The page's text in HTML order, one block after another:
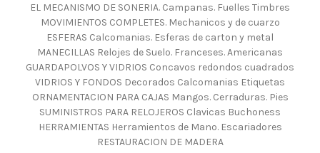
EL MECANISMO DE SONERIA. Campanas. Fuelles Timbres
MOVIMIENTOS COMPLETES. Mechanicos y de cuarzo
ESFERAS Calcomanias. Esferas de carton y metal
MANECILLAS Relojes de Suelo. Franceses. Americanas
GUARDAPOLVOS Y VIDRIOS Concavos redondos cuadrados
VIDRIOS Y FONDOS Decorados Calcomanias Etiquetas
ORNAMENTACION PARA CAJAS Mangos. Cerraduras. Pies
SUMINISTROS PARA RELOJEROS Clavicas Buchoness
HERRAMIENTAS Herramientos de Mano. Escariadores
RESTAURACION DE MADERA